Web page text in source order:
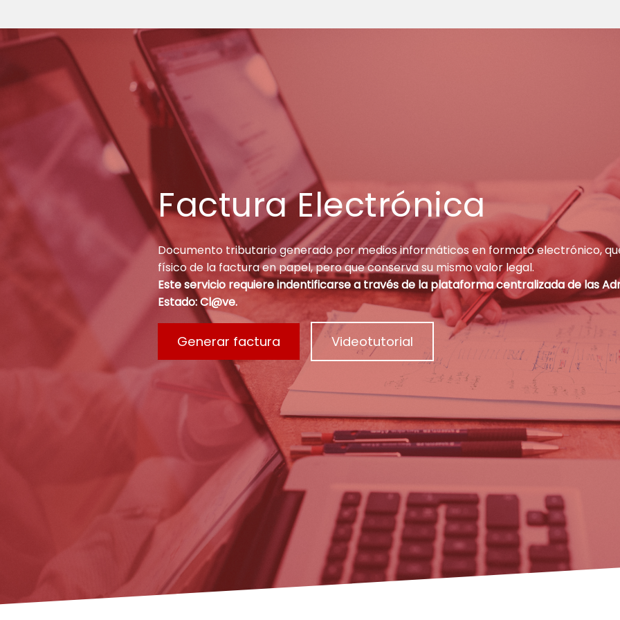
Factura Electrónica
Documento tributario generado por medios informáticos en formato electrónico,
físico de la factura en papel, pero que conserva su mismo valor legal.
Este servicio requiere indentificarse a través de la plataforma centralizada de las
Estado: Cl@ve.
Generar factura Videotutorial